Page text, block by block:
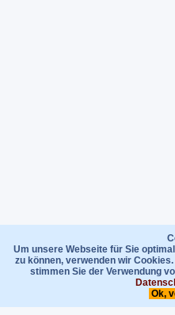
Um unsere Webseite für Sie
zu können, verwenden wir
stimmen Sie der Verwendung
Ok,